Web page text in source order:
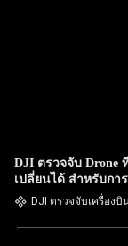
DJI ตรวจจับ Drone
เปลี่ยนได้ สําหรับกา
DJI ตรวจจับเครื่อง